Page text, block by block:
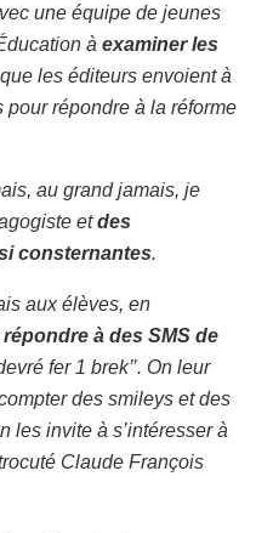
une équipe de jeunes
à examiner les
que les éditeurs envoient à
répondre à la réforme
au grand jamais, je
etdes
consternantes.
aux élèves, en
à des SMS de
fer 1 brek’’. On leur
des smileys et des
les invite à s’intéresser à
Claude François